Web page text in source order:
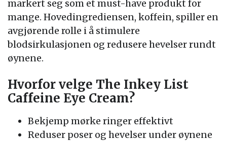
markert seg som et must-have produkt for
mange. Hovedingrediensen, koffein, spiller en
avgjørende rolle i å stimulere
blodsirkulasjonen og redusere hevelser rundt
øynene.
Hvorfor velge The Inkey List
Caffeine Eye Cream?
Bekjemp mørke ringer effektivt
Reduser poser og hevelser under øynene